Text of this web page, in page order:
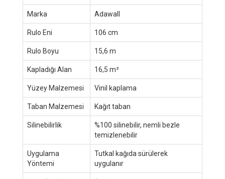
Marka Adawall
Rulo Eni 106 cm
Rulo Boyu 15,6 m
Kapladığı Alan 16,5 m²
Yüzey Malzemesi Vinil kaplama
Taban Malzemesi Kağıt taban
Silinebilirlik
%100 silinebilir, nemli bezle
temizlenebilir
Uygulama
Yöntemi
Tutkal kağıda sürülerek
uygulanır